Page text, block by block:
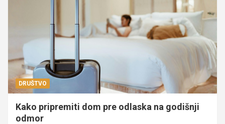
DRUŠTVO
Kako pripremiti dom pre odlaska na godišnji
odmor